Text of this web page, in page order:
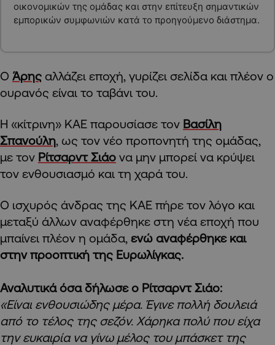
οικονομικών της ομάδας και στην επίτευξη σημαντικών
εμπορικών συμφωνιών κατά το προηγούμενο διάστημα.
Ο Άρης αλλάζει εποχή, γυρίζει σελίδα και πλέον ο
ουρανός είναι το ταβάνι του.
Η «κίτρινη» ΚΑΕ παρουσίασε τον Βασίλη
Σπανούλη, ως τον νέο προπονητή της ομάδας,
με τον Ρίτσαρντ Σιάο να μην μπορεί να κρύψει
τον ενθουσιασμό και τη χαρά του.
Ο ισχυρός άνδρας της ΚΑΕ πήρε τον λόγο και
μεταξύ άλλων αναφέρθηκε στη νέα εποχή που
μπαίνει πλέον η ομάδα, ενώ αναφέρθηκε και
στην προοπτική της Ευρωλίγκας.
Αναλυτικά όσα δήλωσε ο Ρίτσαρντ Σιάο:
«Είναι ενθουσιώδης μέρα. Έγινε πολλή δουλειά
από το τέλος της σεζόν. Χάρηκα πολύ που είχα
την ευκαιρία να γίνω μέλος του μπάσκετ της